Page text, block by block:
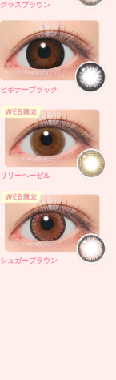
グラスブラウン
ビギナーブラック
リリーヘーゼル
シュガーブラウン